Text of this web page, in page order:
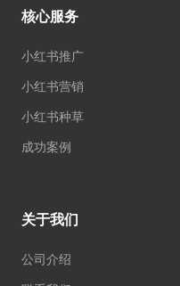
核心服务
小红书推广
小红书营销
小红书种草
成功案例
关于我们
公司介绍